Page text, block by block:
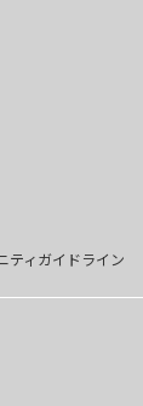
ティガイドライン